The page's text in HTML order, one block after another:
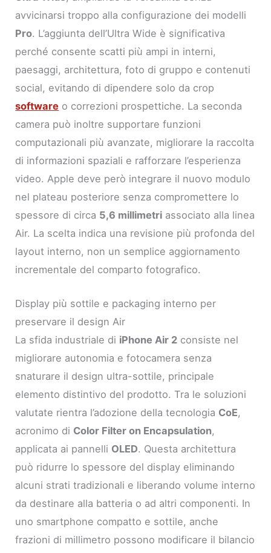
avvicinarsi troppo alla configurazione dei modelli
Pro. L’aggiunta dell’Ultra Wide è significativa
perché consente scatti più ampi in interni,
paesaggi, architettura, foto di gruppo e contenuti
social, evitando di dipendere solo da crop
software o correzioni prospettiche. La seconda
camera può inoltre supportare funzioni
computazionali più avanzate, migliorare la raccolta
di informazioni spaziali e rafforzare l’esperienza
video. Apple deve però integrare il nuovo modulo
nel plateau posteriore senza compromettere lo
spessore di circa 5,6 millimetri associato alla linea
Air. La scelta indica una revisione più profonda del
layout interno, non un semplice aggiornamento
incrementale del comparto fotografico.
Display più sottile e packaging interno per
preservare il design Air
La sfida industriale di iPhone Air 2 consiste nel
migliorare autonomia e fotocamera senza
snaturare il design ultra-sottile, principale
elemento distintivo del prodotto. Tra le soluzioni
valutate rientra l’adozione della tecnologia CoE,
acronimo di Color Filter on Encapsulation,
applicata ai pannelli OLED. Questa architettura
può ridurre lo spessore del display eliminando
alcuni strati tradizionali e liberando volume interno
da destinare alla batteria o ad altri componenti. In
uno smartphone compatto e sottile, anche
frazioni di millimetro possono modificare il bilancio